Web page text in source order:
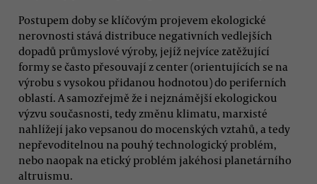
Postupem doby se klíčovým projevem ekologické
nerovnosti stává distribuce negativních vedlejších
dopadů průmyslové výroby, jejíž nejvíce zatěžující
formy se často přesouvají z center (orientujících se na
výrobu s vysokou přidanou hodnotou) do periferních
oblastí. A samozřejmě že i nejznámější ekologickou
výzvu současnosti, tedy změnu klimatu, marxisté
nahlížejí jako vepsanou do mocenských vztahů, a tedy
nepřevoditelnou na pouhý technologický problém,
nebo naopak na etický problém jakéhosi planetárního
altruismu.